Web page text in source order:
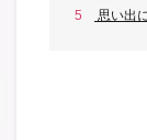
5 思い出